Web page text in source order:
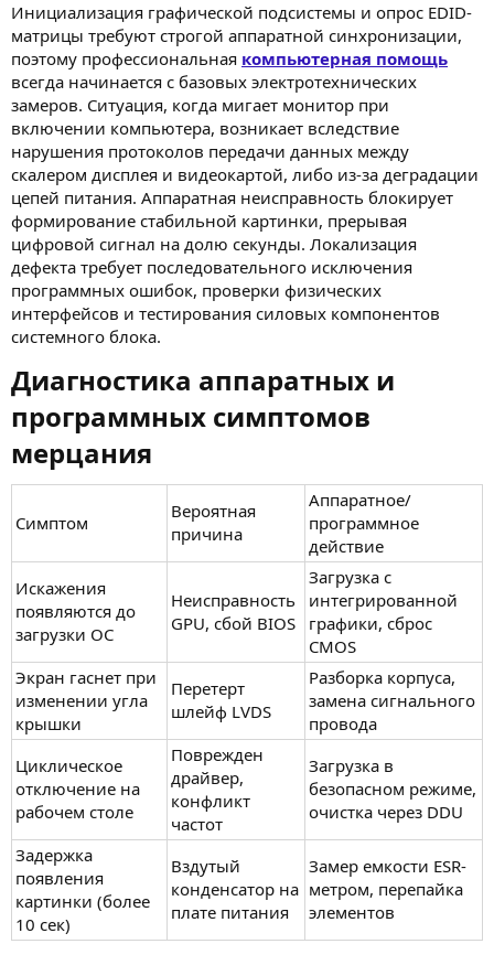
Инициализация графической подсистемы и опрос EDID-
матрицы требуют строгой аппаратной синхронизации,
поэтому профессиональная компьютерная помощь
всегда начинается с базовых электротехнических
замеров. Ситуация, когда мигает монитор при
включении компьютера, возникает вследствие
нарушения протоколов передачи данных между
скалером дисплея и видеокартой, либо из-за деградации
цепей питания. Аппаратная неисправность блокирует
формирование стабильной картинки, прерывая
цифровой сигнал на долю секунды. Локализация
дефекта требует последовательного исключения
программных ошибок, проверки физических
интерфейсов и тестирования силовых компонентов
системного блока.
Диагностика аппаратных и
программных симптомов
мерцания​
Симптом
Вероятная
причина
Аппаратное/
программное
действие
Искажения
появляются до
загрузки ОС
Неисправность
GPU, сбой BIOS
Загрузка с
интегрированной
графики, сброс
CMOS
Экран гаснет при
изменении угла
крышки
Перетерт
шлейф LVDS
Разборка корпуса,
замена сигнального
провода
Циклическое
отключение на
рабочем столе
Поврежден
драйвер,
конфликт
частот
Загрузка в
безопасном режиме,
очистка через DDU
Задержка
появления
картинки (более
10 сек)
Вздутый
конденсатор на
плате питания
Замер емкости ESR-
метром, перепайка
элементов